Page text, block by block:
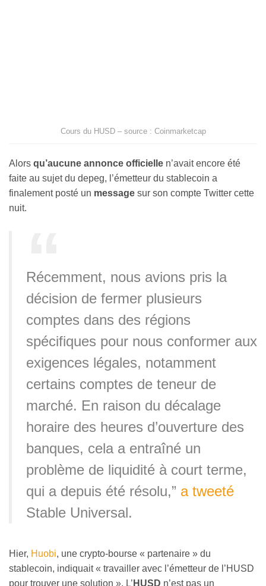
Cours du HUSD – source : Coinmarketcap
Alors qu’aucune annonce officielle n’avait encore été
faite au sujet du depeg, l’émetteur du stablecoin a
finalement posté un message sur son compte Twitter cette
nuit.
Récemment, nous avions pris la
décision de fermer plusieurs
comptes dans des régions
spécifiques pour nous conformer aux
exigences légales, notamment
certains comptes de teneur de
marché. En raison du décalage
horaire des heures d’ouverture des
banques, cela a entraîné un
problème de liquidité à court terme,
qui a depuis été résolu,” a tweeté
Stable Universal.
Hier, Huobi, une crypto-bourse « partenaire » du
stablecoin, indiquait « travailler avec l’émetteur de l’HUSD
pour trouver une solution ». L’ HUSD n’est pas un